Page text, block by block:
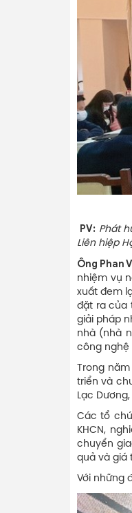
Liên
PV: Phát
Liên hiệp
Ông Phan
nhiệm vụ
xuất đem
đặt ra của
giải pháp
nhà (nhà
công nghệ
Trong
triển và
Lạc
Các tổ
KHCN,
chuyển
quả và giá
Với những